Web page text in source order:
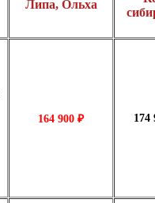
Липа, Ольха
164 900 ₽ 174